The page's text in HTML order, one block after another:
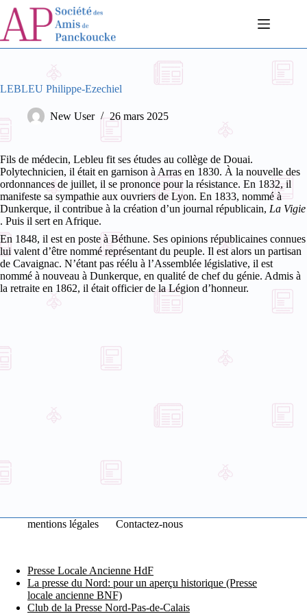
Passer
contenu
LEBLEU Philippe-Ezechiel
New User 26 mars 2025
Fils de médecin, Lebleu fit ses études au collège de Douai.
Polytechnicien, il était en garnison à Arras en 1830. À la nouvelle des
ordonnances de juillet, il se prononce pour la résistance. En 1832, il
manifeste sa sympathie aux ouvriers de Lyon. En 1833, nommé à
Dunkerque, il contribue à la création d’un journal républicain, La Vigie
. Puis il sert en Afrique.
En 1848, il est en poste à Béthune. Ses opinions républicaines connues
lui valent d’être nommé représentant du peuple. Il est alors un partisan
de Cavaignac. N’étant pas réélu à l’Assemblée législative, il est
nommé à nouveau à Dunkerque, en qualité de chef du génie. Admis à
la retraite en 1862, il était officier de la Légion d’honneur.
mentions légales Contactez-nous
Presse Locale Ancienne HdF
La presse du Nord: pour un aperçu historique (Presse
locale ancienne BNF)
Club de la Presse Nord-Pas-de-Calais